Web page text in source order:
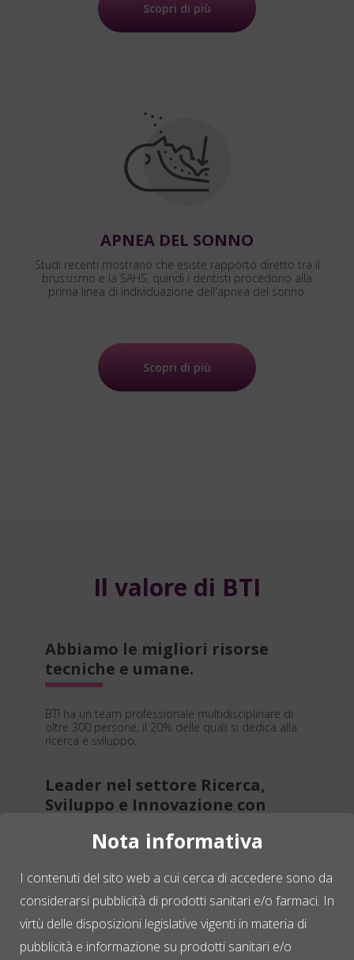
Scopri di più
APNEA DEL SONNO
Studi recenti mostrano che esiste rapporto diretto tra il
brussismo e la SAHS, quindi i dentisti procedono alla
prima linea di individuazione dell'apnea del sonno.
Scopri di più
Il valore di BTI
Abbiamo le migliori risorse
tecniche e umane.
BTI ha un team professionale multidisciplinare di
oltre 300 persone, il 20% delle quali si dedica alla
ricerca e sviluppo.
Leader nel settore Ricerca,
Sviluppo e Innovazione con
dalla ricerca preclinica ai sistemi produttivi
attraverso il trattamento dei materiali e la
formazione.
Presenza in più di 40 paesi in
Nota informativa
I contenuti del sito web a cui cerca di accedere sono da
considerarsi pubblicità di prodotti sanitari e/o farmaci. In
virtù delle disposizioni legislative vigenti in materia di
pubblicità e informazione su prodotti sanitari e/o